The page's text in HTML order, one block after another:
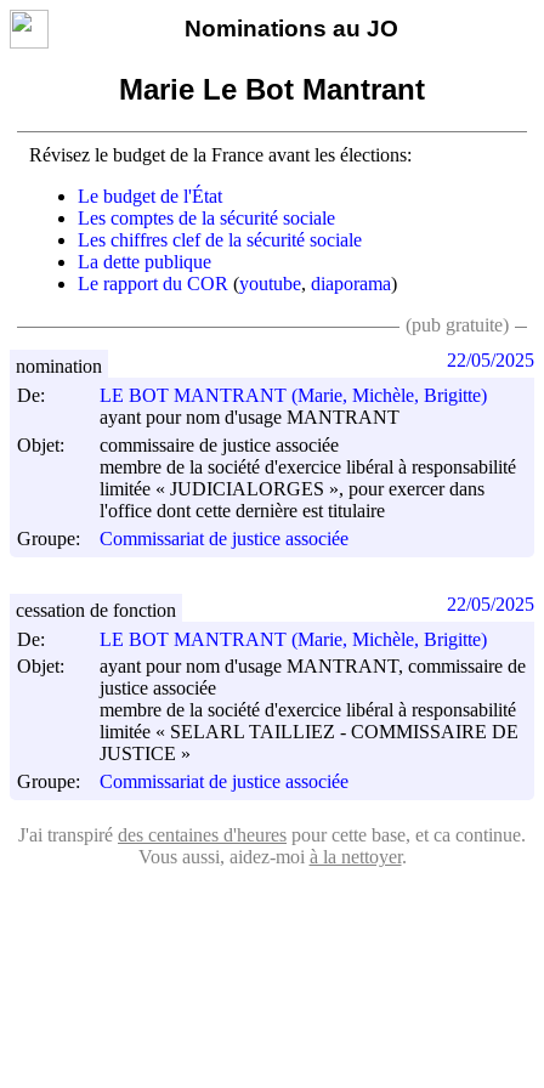
Nominations au JO
Marie Le Bot Mantrant
Révisez le budget de la France avant les élections:
Le budget de l'État
Les comptes de la sécurité sociale
Les chiffres clef de la sécurité sociale
La dette publique
Le rapport du COR (youtube, diaporama)
(pub gratuite)
De:
LE BOT MANTRANT (Marie, Michèle, Brigitte)
ayant pour nom d'usage MANTRANT
Objet:
commissaire de justice associée
membre de la société d'exercice libéral à responsabilité
limitée « JUDICIALORGES », pour exercer dans
l'office dont cette dernière est titulaire
Groupe:
Commissariat de justice associée
nomination 22/05/2025
De:
LE BOT MANTRANT (Marie, Michèle, Brigitte)
Objet:
ayant pour nom d'usage MANTRANT, commissaire de
justice associée
membre de la société d'exercice libéral à responsabilité
limitée « SELARL TAILLIEZ - COMMISSAIRE DE
JUSTICE »
Groupe:
Commissariat de justice associée
cessation de fonction 22/05/2025
J'ai transpiré des centaines d'heures pour cette base, et ca continue.
Vous aussi, aidez-moi à la nettoyer.